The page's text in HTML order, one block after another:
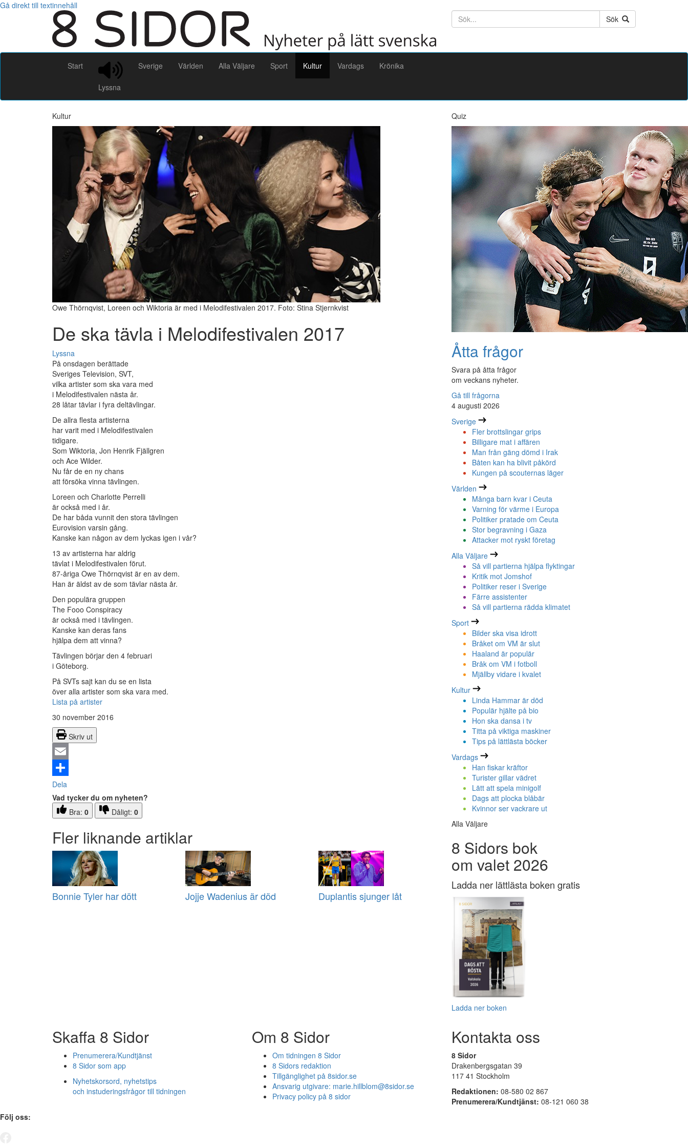
Gå direkt till textinnehåll
Söktext
Sök
Start
Lyssna
Sverige Världen Alla Väljare Sport Kultur Vardags Krönika
Kultur
Owe Thörnqvist, Loreen och Wiktoria är med i Melodifestivalen 2017. Foto: Stina Stjernkvist
De ska tävla i Melodifestivalen 2017
Lyssna
På onsdagen berättade
Sveriges Television, SVT,
vilka artister som ska vara med
i Melodifestivalen nästa år.
28 låtar tävlar i fyra deltävlingar.
De allra flesta artisterna
har varit med i Melodifestivalen
tidigare.
Som Wiktoria, Jon Henrik Fjällgren
och Ace Wilder.
Nu får de en ny chans
att försöka vinna tävlingen.
Loreen och Charlotte Perrelli
är också med i år.
De har båda vunnit den stora tävlingen
Eurovision varsin gång.
Kanske kan någon av dem lyckas igen i vår?
13 av artisterna har aldrig
tävlat i Melodifestivalen förut.
87-åriga Owe Thörnqvist är en av dem.
Han är äldst av de som tävlar nästa år.
Den populära gruppen
The Fooo Conspiracy
är också med i tävlingen.
Kanske kan deras fans
hjälpa dem att vinna?
Tävlingen börjar den 4 februari
i Göteborg.
På SVTs sajt kan du se en lista
över alla artister som ska vara med.
Lista på artister
30 november 2016
Skriv ut
Email
Dela
Vad tycker du om nyheten?
Bra: 0 Dåligt: 0
Fler liknande artiklar
Bonnie Tyler har dött Jojje Wadenius är död Duplantis sjunger låt
Quiz
Åtta frågor
Svara på åtta frågor
om veckans nyheter.
Gå till frågorna
4 augusti 2026
Sverige
Fler brottslingar grips
Billigare mat i affären
Man från gäng dömd i Irak
Båten kan ha blivit påkörd
Kungen på scouternas läger
Världen
Många barn kvar i Ceuta
Varning för värme i Europa
Politiker pratade om Ceuta
Stor begravning i Gaza
Attacker mot ryskt företag
Alla Väljare
Så vill partierna hjälpa flyktingar
Kritik mot Jomshof
Politiker reser i Sverige
Färre assistenter
Så vill partierna rädda klimatet
Sport
Bilder ska visa idrott
Bråket om VM är slut
Haaland är populär
Bråk om VM i fotboll
Mjällby vidare i kvalet
Kultur
Linda Hammar är död
Populär hjälte på bio
Hon ska dansa i tv
Titta på viktiga maskiner
Tips på lättlästa böcker
Vardags
Han fiskar kräftor
Turister gillar vädret
Lätt att spela minigolf
Dags att plocka blåbär
Kvinnor ser vackrare ut
Alla Väljare
8 Sidors bok
om valet 2026
Ladda ner lättlästa boken gratis
Ladda ner boken
Skaffa 8 Sidor
Prenumerera/Kundtjänst
8 Sidor som app
Nyhetskorsord, nyhetstips
och instuderingsfrågor till tidningen
Om 8 Sidor
Om tidningen 8 Sidor
8 Sidors redaktion
Tillgänglighet på 8sidor.se
Ansvarig utgivare: marie.hillblom@8sidor.se
Privacy policy på 8 sidor
Kontakta oss
8 Sidor
Drakenbergsgatan 39
117 41 Stockholm
Redaktionen: 08-580 02 867
Prenumerera/Kundtjänst: 08-121 060 38
Följ oss: